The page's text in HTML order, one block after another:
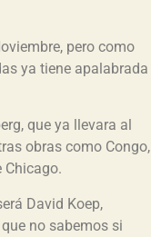
pero como
ya tiene apalabrada
que ya llevara al
obras como Congo,
Chicago.
David Koep,
no sabemos si